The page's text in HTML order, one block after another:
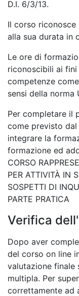
D.I. 6/3/13.
Il corso riconosce
alla sua durata in
Le ore di
riconoscibili ai fini
competenze come
sensi della norma
Per completare il
come previsto dal
integrare la
formazione ed
CORSO
PER ATTIVITÀ IN
SOSPETTI DI
PARTE PRATICA
Verifica
Dopo aver
del corso on line
valutazione finale
multipla. Per
correttamente ad